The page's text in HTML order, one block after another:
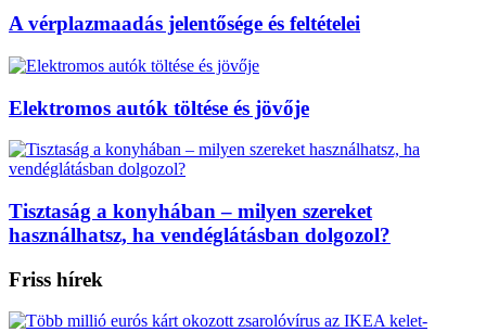
A vérplazmaadás jelentősége és feltételei
Elektromos autók töltése és jövője
Tisztaság a konyhában – milyen szereket
használhatsz, ha vendéglátásban dolgozol?
Friss hírek